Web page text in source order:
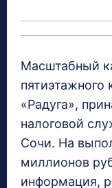
Масштабный
пятиэтажного
«Радуга»,
налоговой
Сочи. На
миллионов
информация,